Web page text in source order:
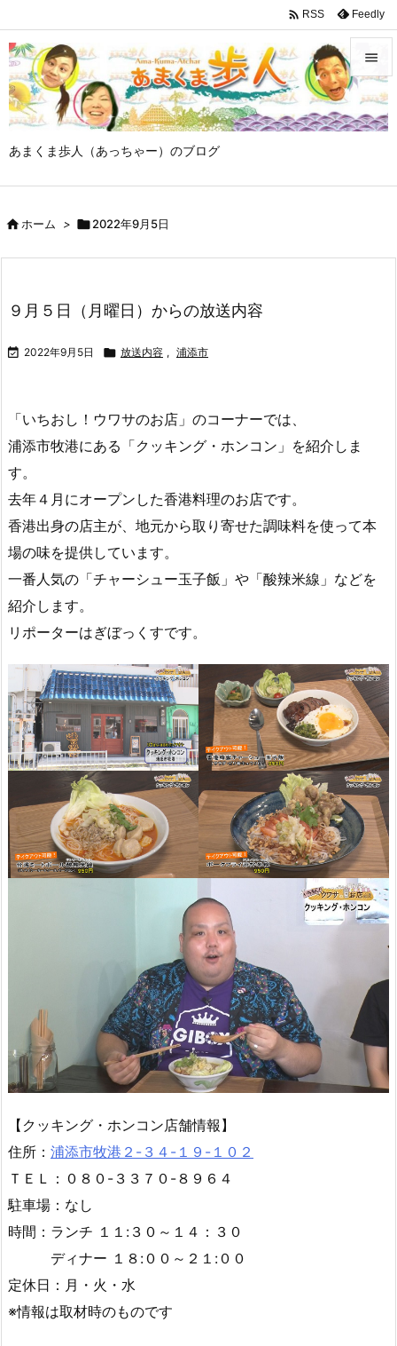
あまくま歩人（あっちゃー）のブログ


メニュ

 RSS Feedly
ホーム > 2022年9月5日
９月５日（月曜日）からの放送内容
 2022年9月5日  放送内容 , 浦添市
「いちおし！ウワサのお店」のコーナーでは、
浦添市牧港にある「クッキング・ホンコン」を紹介しま
す。
去年４月にオープンした香港料理のお店です。
香港出身の店主が、地元から取り寄せた調味料を使って本
場の味を提供しています。
一番人気の「チャーシュー玉子飯」や「酸辣米線」などを
紹介します。
リポーターはぎぼっくすです。
【クッキング・ホンコン店舗情報】
住所： 浦添市牧港２-３４-１９-１０２
ＴＥＬ：０８０-３３７０-８９６４
駐車場：なし
時間：ランチ １１:３０～１４：３０
ディナー １８:００～２１:００
定休日：月・火・水
※情報は取材時のものです